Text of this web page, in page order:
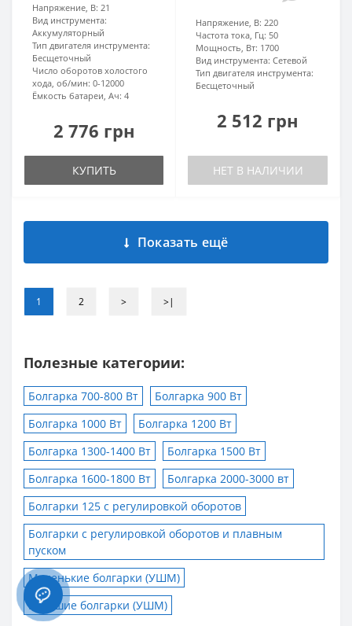
Напряжение, В: 21
Вид инструмента:
Аккумуляторный
Тип двигателя инструмента:
Бесщеточный
Число оборотов холостого
хода, об/мин: 0-12000
Ёмкость батареи, Ач: 4
2 776 грн
КУПИТЬ
Напряжение, В: 220
Частота тока, Гц: 50
Мощность, Вт: 1700
Вид инструмента: Сетевой
Тип двигателя инструмента:
Бесщеточный
2 512 грн
НЕТ В НАЛИЧИИ
Показать ещё
1 2 > >|
Полезные категории:
Болгарка 700-800 Вт
Болгарка 900 Вт
Болгарка 1000 Вт
Болгарка 1200 Вт
Болгарка 1300-1400 Вт
Болгарка 1500 Вт
Болгарка 1600-1800 Вт
Болгарка 2000-3000 вт
Болгарки 125 с регулировкой оборотов
Болгарки с регулировкой оборотов и плавным
пуском
Маленькие болгарки (УШМ)
Большие болгарки (УШМ)